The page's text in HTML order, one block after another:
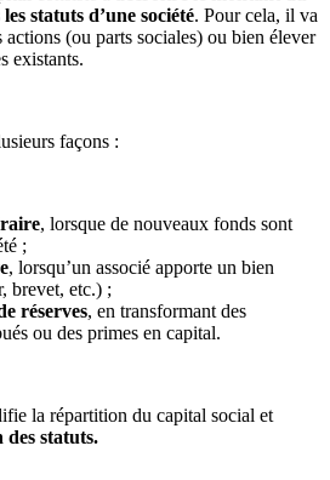
statuts d’une société. Pour cela, il va
(ou parts sociales) ou bien élever
existants.
façons :
, lorsque de nouveaux fonds sont
;
, lorsqu’un associé apporte un bien
brevet, etc.) ;
réserves, en transformant des
ou des primes en capital.
la répartition du capital social et
statuts.